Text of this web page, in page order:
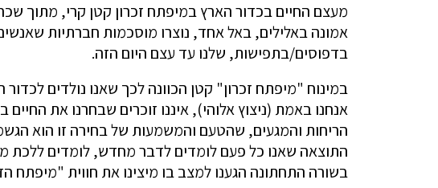
מעצם החיים בכדור הארץ במיפתח זכרון קטן קרי, מתוך
אמונה באלילים, באל אחד, נוצרו מוסכמות חברתיות
בדפוסים/בתפישות, שלנו עד עצם היום הזה.
במינוח "מיפתח זכרון" קטן הכוונה לכך שאנו נולדים
אנחנו באמת (ניצוץ אלוהי), איננו זוכרים שבחרנו את
הריחות והמגעים, שהטעם והמשמעות של בחירה זו הוא
התוצאה שאנו כל פעם לומדים לדבר מחדש, לומדים
בשורה התחתונה הגענו למצב בו מיצינו את חווית "מיפתח